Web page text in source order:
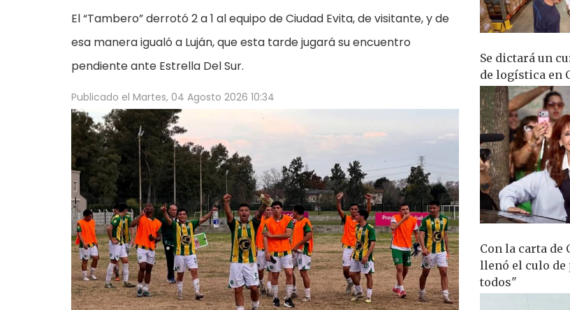
El “Tambero” derrotó 2 a 1 al equipo de Ciudad Evita, de visitante, y de
esa manera igualó a Luján, que esta tarde jugará su encuentro
pendiente ante Estrella Del Sur.
Publicado el Martes, 04 Agosto 2026 10:34
Se dictará un
de logística en
Con la carta de
llenó el culo de
todos"